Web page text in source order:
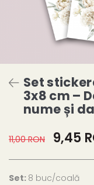
Set
3x8 cm –
nume și
11,00 RON 9,45
Set: 8 buc/coală